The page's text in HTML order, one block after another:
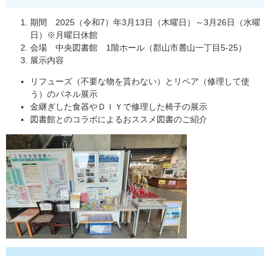
期間 2025（令和7）年3月13日（木曜日）～3月26日（水曜
日）※月曜日休館
会場 中央図書館 1階ホール（郡山市麓山一丁目5-25）
展示内容
リフューズ（不要な物を貰わない）とリペア（修理して使
う）のパネル展示
金継ぎした食器やＤＩＹで修理した椅子の展示
図書館とのコラボによるおススメ図書のご紹介